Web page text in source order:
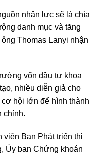
nhân lực sẽ là chìa
danh mục và tăng
Thomas Lanyi nhận
vốn đầu tư khoa
nhiều diễn giả cho
hội lớn để hình thành
chỉnh.
viên Ban Phát triển thị
Ủy ban Chứng khoán